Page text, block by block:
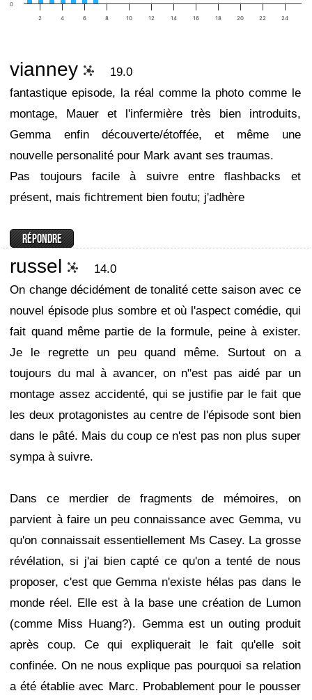
2 4 6 8 10 12 14 16 18 20 22 24
0
vianney
19.0
fantastique episode, la réal comme la photo comme le
montage, Mauer et l'infermière très bien introduits,
Gemma enfin découverte/étoffée, et même une
nouvelle personalité pour Mark avant ses traumas.
Pas toujours facile à suivre entre flashbacks et
présent, mais fichtrement bien foutu; j'adhère
russel
14.0
On change décidément de tonalité cette saison avec ce
nouvel épisode plus sombre et où l'aspect comédie, qui
fait quand même partie de la formule, peine à exister.
Je le regrette un peu quand même. Surtout on a
toujours du mal à avancer, on n"est pas aidé par un
montage assez accidenté, qui se justifie par le fait que
les deux protagonistes au centre de l'épisode sont bien
dans le pâté. Mais du coup ce n'est pas non plus super
sympa à suivre.
Dans ce merdier de fragments de mémoires, on
parvient à faire un peu connaissance avec Gemma, vu
qu'on connaissait essentiellement Ms Casey. La grosse
révélation, si j'ai bien capté ce qu'on a tenté de nous
proposer, c'est que Gemma n'existe hélas pas dans le
monde réel. Elle est à la base une création de Lumon
(comme Miss Huang?). Gemma est un outing produit
après coup. Ce qui expliquerait le fait qu'elle soit
confinée. On ne nous explique pas pourquoi sa relation
a été établie avec Marc. Probablement pour le pousser